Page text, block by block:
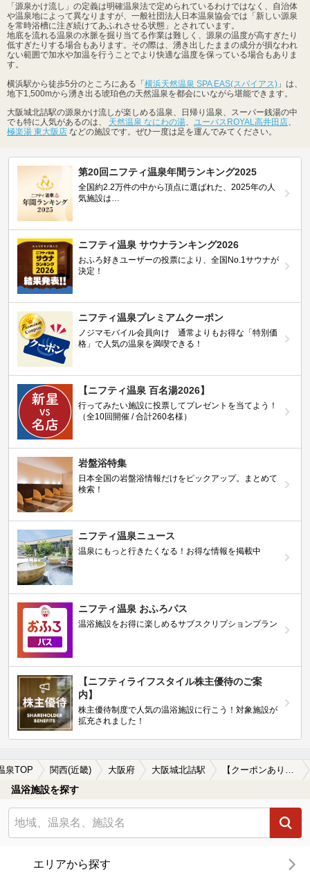
「源泉かけ流し」の定義は明確温泉法で定められているわけではなく、自治体
や温泉地によって異なりますが、一般社団法人日本温泉協会では「新しい源泉
を常時浴槽に注ぎ続けてあふれさせる状態」とされています。
地底を流れる温泉の水脈を掘り当てる作業は難しく、源泉の温度が高すぎたり
低すぎたりする場合もあります。その際は、湧き出したままの成分が損なわれ
ない範囲で加水や加温を行うことでより快適な温度を保っている場合もありま
す。
横浜駅から徒歩5分のところにある「横浜天然温泉 SPA EAS(スパイアス) 」は、
地下1,500mから湧き出る琥珀色の天然温泉を都会にいながら堪能できます。
大阪城北詰駅の源泉かけ流しが楽しめる温泉、日帰り温泉、スーパー銭湯の中
でも特に人気があるのは、 天然温泉 なにわの湯、 ユーバスROYAL高井田店、
極楽湯 東大阪店 などの施設です。ぜひ一度は足を運んでみてください。
第20回ニフティ温泉年間ランキング2025
全国約2.2万件の中から頂点に選ばれた、2025年の人
気施設は…
ニフティ温泉 サウナランキング2026
おふろ好きユーザーの投票により、全国No.1サウナが
決定！
ニフティ温泉プレミアムクーポン
ノジマモバイル会員向け 通常よりもお得な「特別価
格」で人気の温泉を満喫できる！
【ニフティ温泉 百名湯2026】
行ってみたい施設に投票してプレゼントを当てよう！
（全10回開催 / 合計260名様）
岩盤浴特集
日本全国の岩盤浴情報だけをピックアップ。まとめて
検索！
ニフティ温泉ニュース
温泉にもっと行きたくなる！お得な情報を掲載中
ニフティ温泉 おふろパス
温浴施設をお得に楽しめるサブスクリプションプラン
【ニフティライフスタイル株主優待のご案
内】
株主優待制度で人気の温浴施設に行こう！対象施設が
拡充されました！
泉TOP 関西(近畿) 大阪府 大阪城北詰駅 【クーポンあり】源泉かけ流しが楽しめる大阪城北詰駅近くの温泉、日帰り温泉、スーパー銭湯おすすめ
温浴施設を探す
エリアから探す